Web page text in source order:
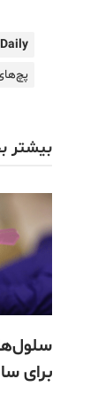
بیشتر
برای